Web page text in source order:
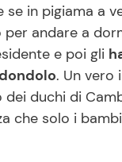
se in pigiama a
per andare a
e poi gli
. Un vero
dei duchi di
che solo i